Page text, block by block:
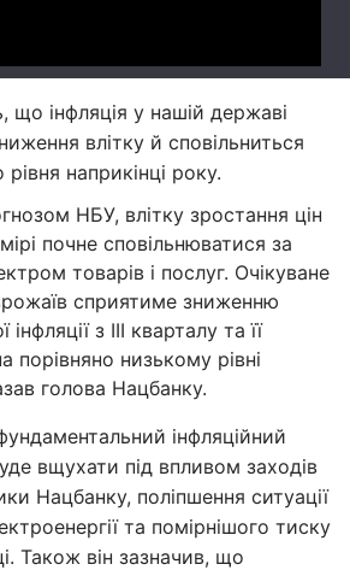
що інфляція у нашій державі
влітку й сповільниться
наприкінці року.
НБУ, влітку зростання цін
почне сповільнюватися за
товарів і послуг. Очікуване
сприятиме зниженню
з ІІІ кварталу та її
порівняно низькому рівні
голова Нацбанку.
інфляційний
вщухати під впливом заходів
Нацбанку, поліпшення ситуації
та помірнішого тиску
Також він зазначив, що